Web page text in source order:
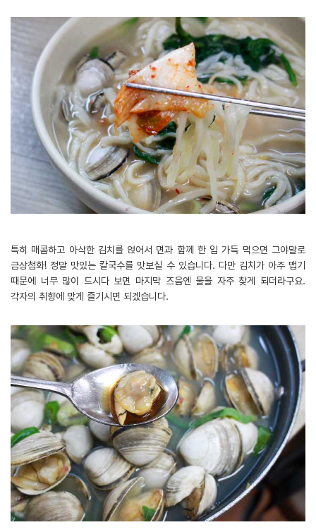
특히 매콤하고 아삭한 김치를 얹어서 면과 함께 한 입 가득 먹으면 그야말로
금상첨화! 정말 맛있는 칼국수를 맛보실 수 있습니다. 다만 김치가 아주 맵기
때문에 너무 많이 드시다 보면 마지막 즈음엔 물을 자주 찾게 되더라구요.
각자의 취향에 맞게 즐기시면 되겠습니다.